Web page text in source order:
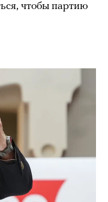
чтобы партию